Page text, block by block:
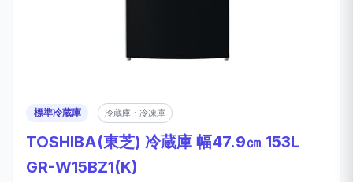
標準冷蔵庫 冷蔵庫・冷凍庫
TOSHIBA(東芝) 冷蔵庫 幅47.9㎝ 153L
GR-W15BZ1(K)